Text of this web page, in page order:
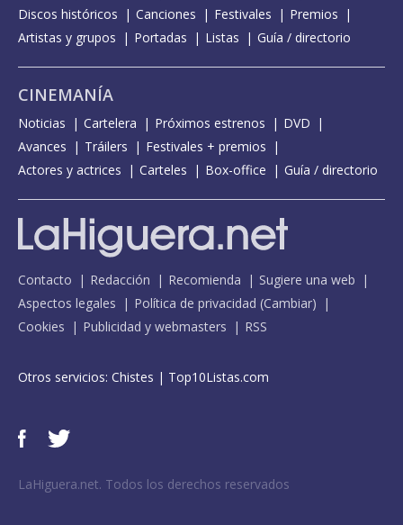
Discos históricos
Canciones Festivales
Premios
Artistas y grupos
Portadas Listas Guía / directorio
CINEMANÍA
Noticias Cartelera Próximos estrenos
DVD
Avances
Tráilers
Festivales + premios
Actores y actrices
Carteles Box-office Guía / directorio
Contacto Redacción Recomienda
Sugiere una web
Aspectos legales
Política de privacidad (Cambiar)
Cookies
Publicidad y webmasters RSS
Otros servicios: Chistes | Top10Listas.com
LaHiguera.net. Todos los derechos reservados